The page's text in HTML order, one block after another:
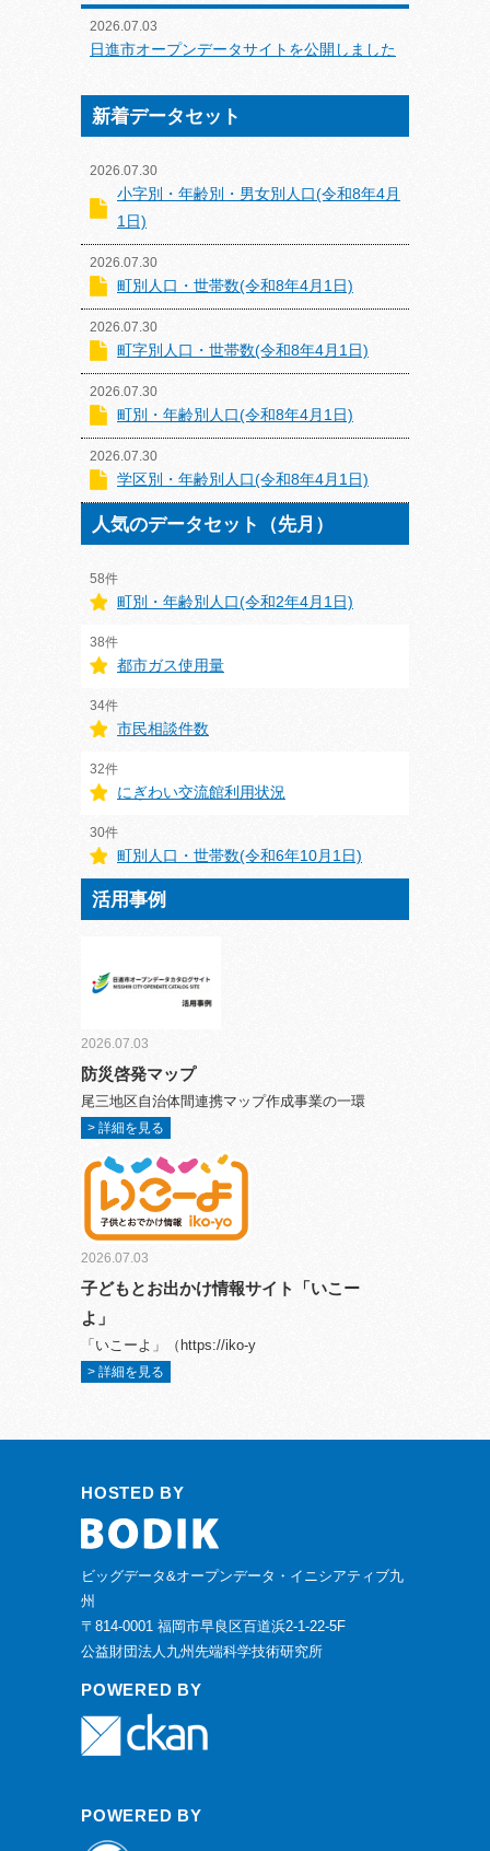
2026.07.03
日進市オープンデータサイトを公開しました
新着データセット
2026.07.30
小字別・年齢別・男女別人口(令和8年4月
1日)
2026.07.30
町別人口・世帯数(令和8年4月1日)
2026.07.30
町字別人口・世帯数(令和8年4月1日)
2026.07.30
町別・年齢別人口(令和8年4月1日)
2026.07.30
学区別・年齢別人口(令和8年4月1日)
人気のデータセット（先月）
58件
町別・年齢別人口(令和2年4月1日)
38件
都市ガス使用量
34件
市民相談件数
32件
にぎわい交流館利用状況
30件
町別人口・世帯数(令和6年10月1日)
活用事例
2026.07.03
防災啓発マップ
尾三地区自治体間連携マップ作成事業の一環
> 詳細を見る
2026.07.03
子どもとお出かけ情報サイト「いこー
よ」
「いこーよ」（https://iko-y
> 詳細を見る
HOSTED BY
ビッグデータ&オープンデータ・イニシアティブ九
州
〒814-0001 福岡市早良区百道浜2-1-22-5F
公益財団法人九州先端科学技術研究所
POWERED BY
POWERED BY